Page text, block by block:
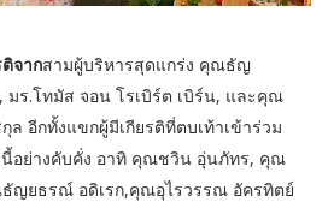
จากสามผู้บริหารสุดแกร่ง คุณธัญ
.โทมัส จอน โรเบิร์ต เบิร์น, และคุณ
อีกทั้งแขกผู้มีเกียรติที่ตบเท้าเข้าร่วม
อย่างคับคั่ง อาทิ คุณชวิน อุ่นภัทร, คุณ
ญยธรณ์ อดิเรก,คุณอุไรวรรณ อัครทิตย์